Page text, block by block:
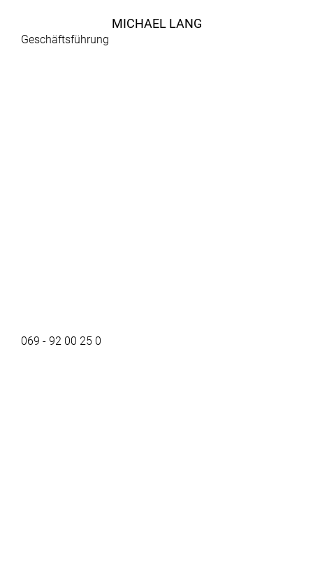
MICHAEL LANG
Geschäftsführung
069 - 92 00 25 0